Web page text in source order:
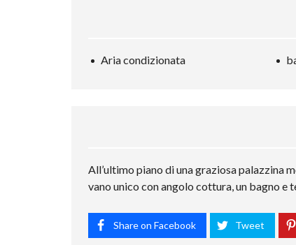
Aria condizionata
All’ultimo piano di una graziosa palazzina
vano unico con angolo cottura, un bagno e
Share on Facebook Tweet